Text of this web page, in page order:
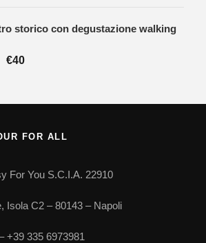
storico con degustazione walking
€40
FOR ALL
For You S.C.I.A. 22910
Isola C2 – 80143 – Napoli
+39 335 6973981